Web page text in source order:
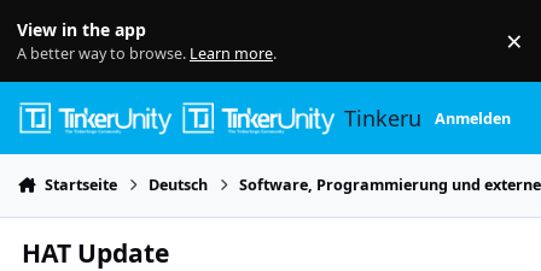
View in the app
A better way to browse. Learn more. ×
TinkerunityAnmelden
Startseite Deutsch Software, Programmierung und
HAT Update